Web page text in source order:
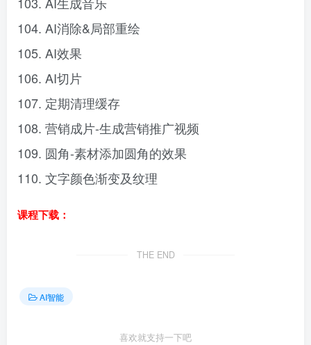
104. AI消除&局部重绘
105. AI效果
106. AI切片
107. 定期清理缓存
108. 营销成片-生成营销推广视频
109. 圆角-素材添加圆角的效果
110. 文字颜色渐变及纹理
课程下载：
THE END
AI智能
喜欢就支持一下吧